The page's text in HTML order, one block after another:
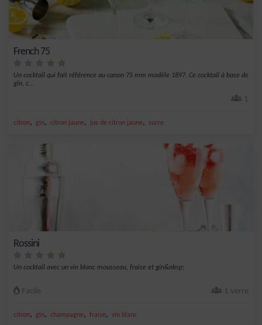
French 75
Un cocktail qui fait référence au canon 75 mm modèle 1897. Ce cocktail à base de
gin, c...
1
citron, gin, citron jaune, jus de citron jaune, sucre
Rossini
Un cocktail avec un vin blanc mousseau, fraise et gin&nbsp;
Facile 1 verre
citron, gin, champagne, fraise, vin blanc